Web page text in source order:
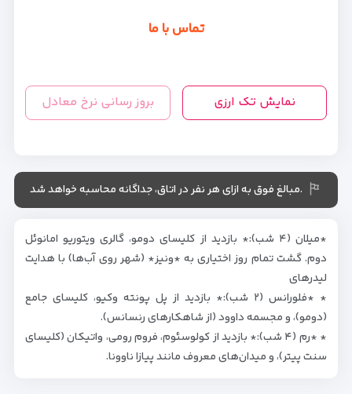
تماس با ما
نمایش تک ارزی بروز رسانی نرخ معادل
.مبالغ فوق به ازای هر نفر در اتاق، جداگانه محاسبه خواهد شد
*میلان (۴ شب):* بازدید از کلیسای دومو، گالری ویتوریو امانوئل
دوم. گشت تمام روز اختیاری به *ونیز* (شهر روی آب‌ها) با هدایت
لیدرهای
* *فلورانس (۲ شب):* بازدید از پل پونته وکیو، کلیسای جامع
(دومو)، و مجسمه داوود (از شاهکارهای رنسانس).
* *رم (۴ شب):* بازدید از کولوسئوم، فروم رومی، واتیکان (کلیسای
سنت پیتر)، و میدان‌های معروف مانند پیازا ناوونا.